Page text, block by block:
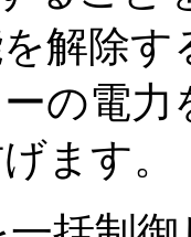
解除す
の電力
ます。